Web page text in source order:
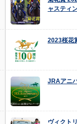
ャスティ
2023桜花
JRAアニ
ヴィクト